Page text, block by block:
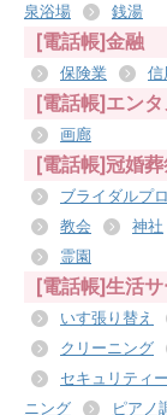
泉浴場
銭湯
[電話帳]金融
保険業 信
[電話帳]エンタ
画廊
[電話帳]冠婚
ブライダルプ
教会
神社
霊園
[電話帳]生活
いす張り替え
クリーニング
セキュリティ
ニング
ピアノ